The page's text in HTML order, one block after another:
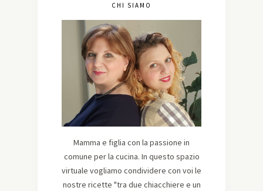
CHI SIAMO
Mamma e figlia con la passione in
comune per la cucina. In questo spazio
virtuale vogliamo condividere con voi le
nostre ricette "tra due chiacchiere e un